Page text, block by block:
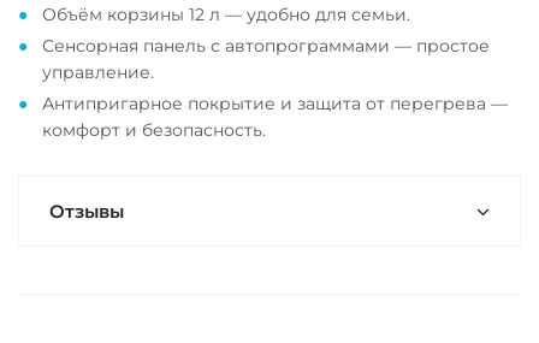
Объём корзины 12 л — удобно для семьи.
Сенсорная панель с автопрограммами — простое
управление.
Антипригарное покрытие и защита от перегрева —
комфорт и безопасность.
Отзывы